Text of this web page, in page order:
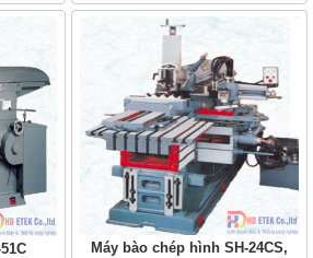
Máy bào chép hình SH-24CS,